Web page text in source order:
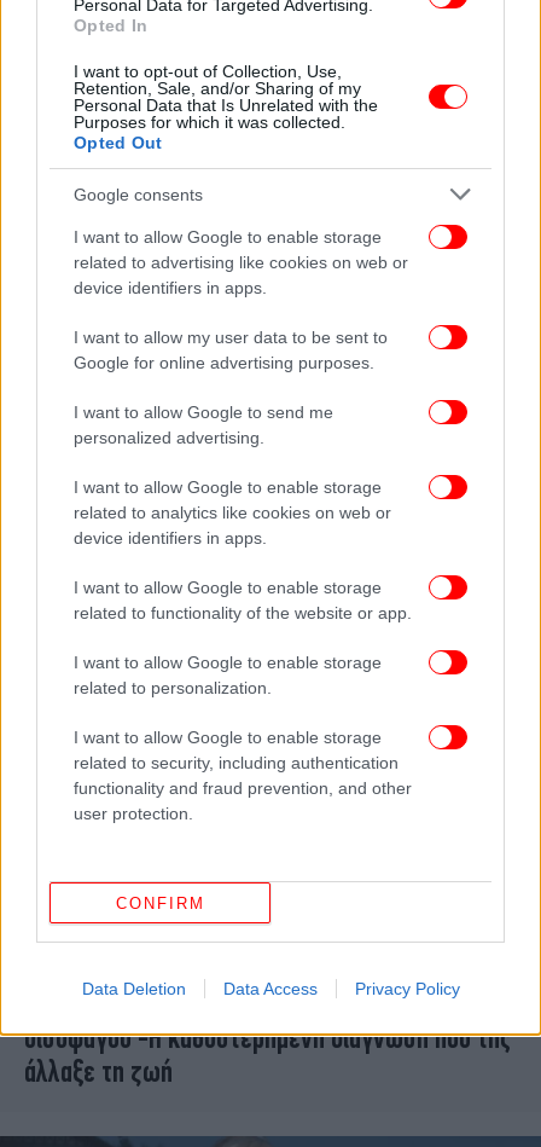
Personal Data for Targeted Advertising.
Opted In
I want to opt-out of Collection, Use,
Retention, Sale, and/or Sharing of my
Personal Data that Is Unrelated with the
Purposes for which it was collected.
Opted Out
Google consents
I want to allow Google to enable storage
related to advertising like cookies on web or
device identifiers in apps.
I want to allow my user data to be sent to
Google for online advertising purposes.
I want to allow Google to send me
personalized advertising.
I want to allow Google to enable storage
related to analytics like cookies on web or
device identifiers in apps.
I want to allow Google to enable storage
related to functionality of the website or app.
I want to allow Google to enable storage
related to personalization.
I want to allow Google to enable storage
related to security, including authentication
functionality and fraud prevention, and other
user protection.
CONFIRM
Data Deletion Data Access Privacy Policy
Οι Νορβηγοί είναι πιο ευτυχισμένοι ακόμα και
κατά τον σκοτεινό χειμώνα -Έξι συνήθειες που
τους κάνουν να διαφέρουν
Συμπτώματα κατάθλιψης στη μέση ηλικία,
συνδέονται με αυξημένο κίνδυνο άνοιας -Δείτε
διαγνώστηκε με σπάνια φλεγμονή του
οισοφάγου -Η καθυστερημένη διάγνωση που της
άλλαξε τη ζωή